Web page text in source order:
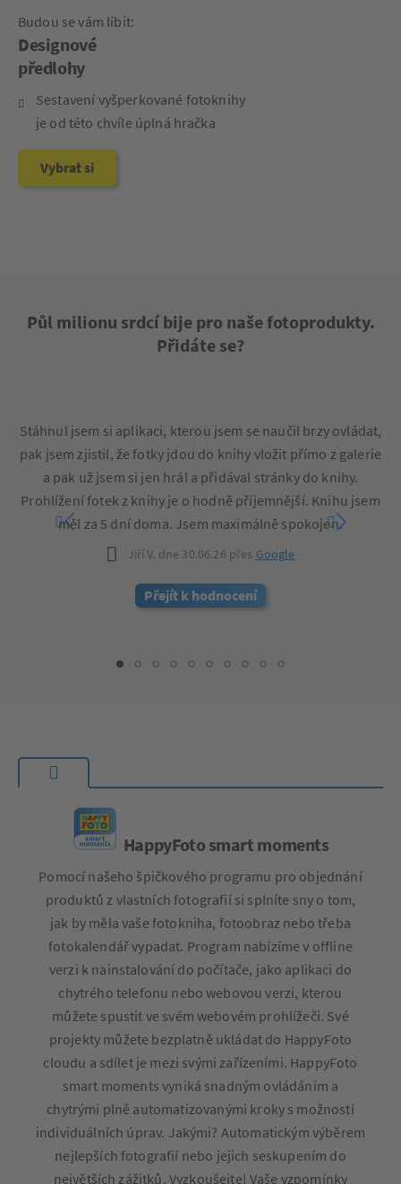
Pro ženy i pro muže:
Během pár minut v e-mailu,
ve formátu pdf ihned k vytištění
Půl milionu srdcí bije pro naše fotoprodukty.
Přidáte se?
Stáhnul jsem si aplikaci, kterou jsem se naučil brzy ovládat,
pak jsem zjistil, že fotky jdou do knihy vložit přímo z galerie
a pak už jsem si jen hrál a přidával stránky do knihy.
Prohlížení fotek z knihy je o hodně příjemnější. Knihu jsem
měl za 5 dní doma. Jsem maximálně spokojen.
Jiří V. dne 30.06.26 přes Google
Přejít k hodnocení
HappyFoto smart moments
Pomocí našeho špičkového programu pro objednání
produktů z vlastních fotografií si splníte sny o tom,
jak by měla vaše fotokniha, fotoobraz nebo třeba
fotokalendář vypadat. Program nabízíme v offline
verzi k nainstalování do počítače, jako aplikaci do
chytrého telefonu nebo webovou verzi, kterou
můžete spustit ve svém webovém prohlížeči. Své
projekty můžete bezplatně ukládat do HappyFoto
cloudu a sdílet je mezi svými zařízeními. HappyFoto
smart moments vyniká snadným ovládáním a
chytrými plně automatizovanými kroky s možností
individuálních úprav. Jakými? Automatickým výběrem
nejlepších fotografií nebo jejich seskupením do
největších zážitků. Vyzkoušejte! Vaše vzpomínky